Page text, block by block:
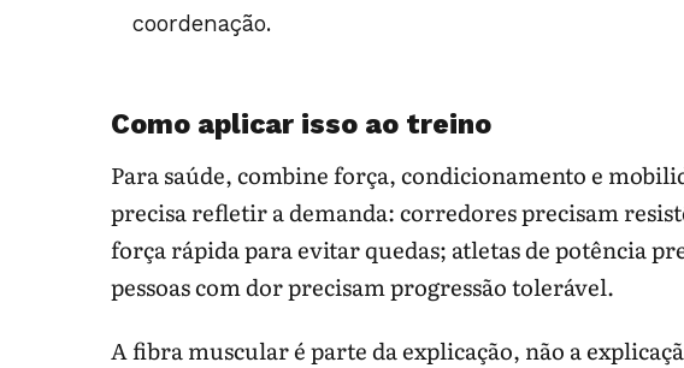
coordenação.
Como aplicar isso ao treino
Para saúde, combine força, condicionamento e
precisa refletir a demanda: corredores precisam
força rápida para evitar quedas; atletas de potência
pessoas com dor precisam progressão tolerável.
A fibra muscular é parte da explicação, não a